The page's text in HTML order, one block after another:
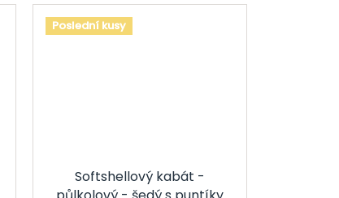
Poslední kusy
Softshellový kabát -